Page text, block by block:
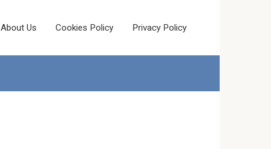
About Us Cookies Policy Privacy Policy